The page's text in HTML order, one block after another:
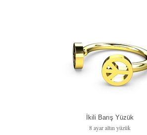
İkili Barış Yüzük
8 ayar altın yüzük